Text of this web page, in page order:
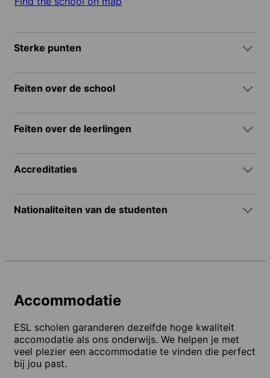
Sterke punten
Feiten over de school
Feiten over de leerlingen
Accreditaties
Nationaliteiten van de studenten
Accommodatie
ESL scholen garanderen dezelfde hoge kwaliteit
accomodatie als ons onderwijs. We helpen je met
veel plezier een accommodatie te vinden die perfect
bij jou past.